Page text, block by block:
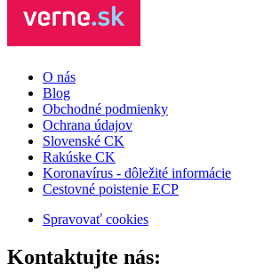
O nás
Blog
Obchodné podmienky
Ochrana údajov
Slovenské CK
Rakúske CK
Koronavírus - dôležité informácie
Cestovné poistenie ECP
Spravovať cookies
Kontaktujte nás: